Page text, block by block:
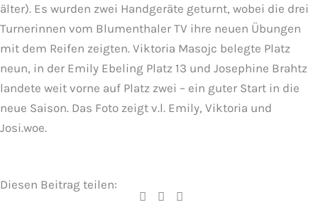
älter). Es wurden zwei Handgeräte geturnt, wobei die drei
Turnerinnen vom Blumenthaler TV ihre neuen Übungen
mit dem Reifen zeigten. Viktoria Masojc belegte Platz
neun, in der Emily Ebeling Platz 13 und Josephine Brahtz
landete weit vorne auf Platz zwei – ein guter Start in die
neue Saison. Das Foto zeigt v.l. Emily, Viktoria und
Josi.woe.
Diesen Beitrag teilen: